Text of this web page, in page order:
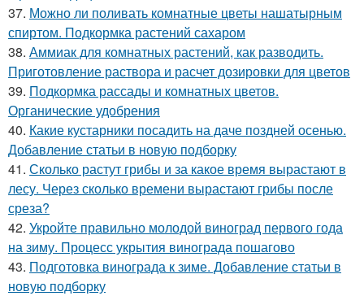
37. Можно ли поливать комнатные цветы нашатырным
спиртом. Подкормка растений сахаром
38. Аммиак для комнатных растений, как разводить.
Приготовление раствора и расчет дозировки для цветов
39. Подкормка рассады и комнатных цветов.
Органические удобрения
40. Какие кустарники посадить на даче поздней осенью.
Добавление статьи в новую подборку
41. Сколько растут грибы и за какое время вырастают в
лесу. Через сколько времени вырастают грибы после
среза?
42. Укройте правильно молодой виноград первого года
на зиму. Процесс укрытия винограда пошагово
43. Подготовка винограда к зиме. Добавление статьи в
новую подборку